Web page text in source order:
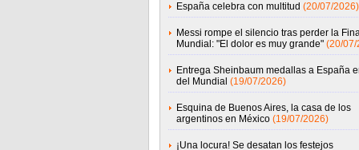
España celebra con multitud (20/07/2026)
Messi rompe el silencio tras perder la
Mundial: "El dolor es muy grande" (20/07/
Entrega Sheinbaum medallas a España
del Mundial (19/07/2026)
Esquina de Buenos Aires, la casa de los
argentinos en México (19/07/2026)
¡Una locura! Se desatan los festejos